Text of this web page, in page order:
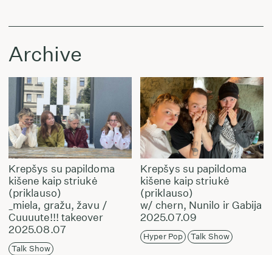
Archive
Krepšys su papildoma
kišene kaip striukė
(priklauso)
_miela, gražu, žavu /
Cuuuute!!! takeover
2025.08.07
Talk Show
Krepšys su papildoma
kišene kaip striukė
(priklauso)
w/ chern, Nunilo ir Gabija
2025.07.09
Hyper Pop Talk Show